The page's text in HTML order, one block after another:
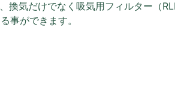
換気だけでなく吸気用フィルター（
事ができます。